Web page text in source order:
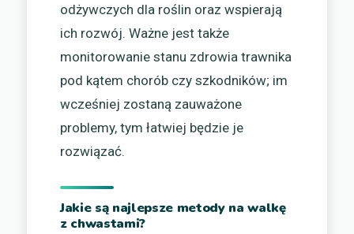
odżywczych dla roślin oraz wspierają
ich rozwój. Ważne jest także
monitorowanie stanu zdrowia trawnika
pod kątem chorób czy szkodników; im
wcześniej zostaną zauważone
problemy, tym łatwiej będzie je
rozwiązać.
Jakie są najlepsze metody na walkę
z chwastami?